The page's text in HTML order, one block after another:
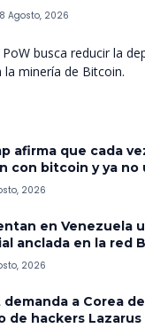
8 Agosto, 2026
busca reducir la
minería de Bitcoin.
afirma que cada
con bitcoin y ya
2026
en Venezuela
anclada en la red
2026
demanda a Corea
de hackers Lazarus